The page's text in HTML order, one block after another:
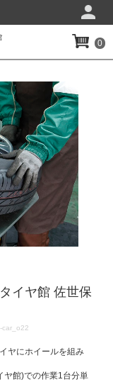
0
イヤ館 佐世保
car_o22
ヤにホイールを組み
ヤ館)での作業1台分単